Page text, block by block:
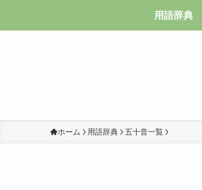
用語辞典
ホーム 用語辞典 五十音一覧